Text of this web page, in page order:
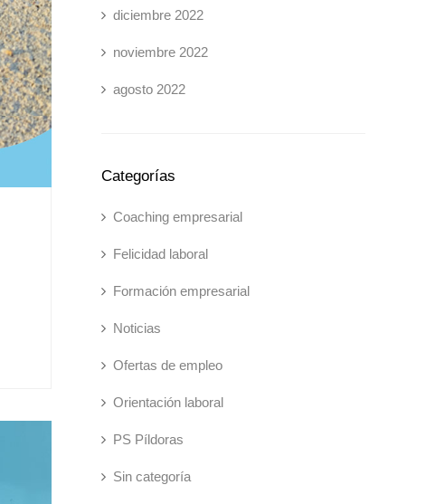
diciembre 2022
noviembre 2022
agosto 2022
Categorías
Coaching empresarial
Felicidad laboral
Formación empresarial
Noticias
Ofertas de empleo
Orientación laboral
PS Píldoras
Sin categoría